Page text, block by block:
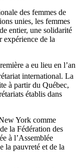
des femmes de
unies, les femmes
entier, une solidarité
expérience de la
a eu lieu en l’an
international. La
à partir du Québec,
établis dans
York comme
la Fédération des
à l’Assemblée
la pauvreté et de la